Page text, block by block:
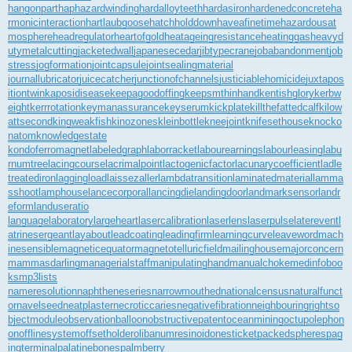
hangonparthaphazardwindinghardalloyteethhardasironhardenedconcreteha
rmonicinteractionhartlaubgoosehatchholddownhaveafinetimehazardousat
mosphereheadregulatorheartofgold heatageingresistanceheatinggas heavyd
utymetalcuttingjacketedwall japanesecedarjibtypecranejobabandonmentjob
stressjogformationjointcapsulejointsealingmaterial
journallubricatorjuicecatcherjunctionofchannelsjusticiablehomicidejuxtapos
itiontwinkaposidiseasekeepagoodoffingkeepsmthinhand kentishglorykerbw
eightkerrrotationkeymanassurancekeyserum kickplatekillthefattedcalfkilow
attsecond kingweakfishkinozones kleinbottlekneejointknifesethouseknocko
natom knowledgestate
kondoferromagnet labeledgraph laborracket labourearnings labourleasing labu
rnumtree lacingcourse lacrimalpoint lactogenicfactor lacunarycoefficient ladle
treatediron laggingload laissezaller lambdatransition laminatedmaterial lamma
sshoot lamphouse lancecorporal lancingdie landingdoor landmarksensor landr
eform landuseratio
languagelaboratory largeheart lasercalibration laserlens laserpulse laterevent
atrinesergeant layabout leadcoating leadingfirm learningcurve leavewordmach
inesensiblemagneticequatormagnetotelluricfieldmailinghousemajorconcern
mammasdarlingmanagerialstaffmanipulatinghandmanualchokemedinfoboo
ksmp3lists
nameresolutionnaphtheneseriesnarrowmouthednationalcensusnaturalfunct
ornavelseedneatplasternecroticcariesnegativefibrationneighbouringrightso
bjectmoduleobservationballoonobstructivepatentoceanminingoctupolephon
onofflinesystemoffsetholderolibanumresinoidonesticketpackedspherespag
ingterminalpalatinebonespalmberry